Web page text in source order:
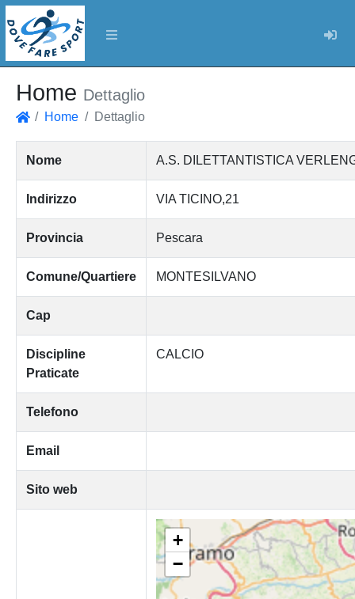
Home Dettaglio
Home Dettaglio
Nome A.S. DILETTANTISTICA
Indirizzo VIA TICINO,21
Provincia Pescara
Comune/Quartiere MONTESILVANO
Cap
Discipline
Praticate
CALCIO
Telefono
Email
Sito web
+
−